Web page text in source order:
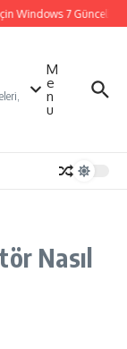
Windows 7
M
e
n
u
Nasıl